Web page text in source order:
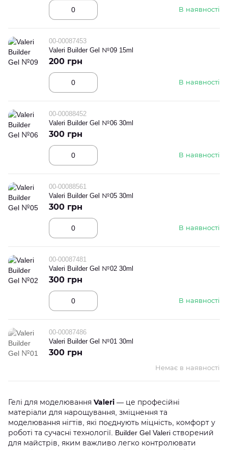
В наявності
00-00087453
Valeri Builder Gel №09 15ml
В наявності
200 грн
00-00088452
Valeri Builder Gel №06 30ml
В наявності
300 грн
00-00088561
Valeri Builder Gel №05 30ml
В наявності
300 грн
00-00087481
Valeri Builder Gel №02 30ml
В наявності
300 грн
00-00087486
Valeri Builder Gel №01 30ml
Немає в наявності
300 грн
Гелі для моделювання Valeri — це професійні
матеріали для нарощування, зміцнення та
моделювання нігтів, які поєднують міцність, комфорт у
роботі та сучасні технології. Builder Gel Valeri створений
для майстрів, яким важливо легко контролювати